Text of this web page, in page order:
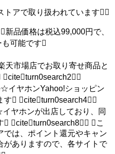
トアで取り扱われています
新品価格は税込99,000円で、
可能です
市場店でお取り寄せ商品と
citeturn0search2
イヤホンYahoo!ショッピン
す citeturn0search4
ヤホンが出店しており、同
 citeturn0search8 こ
では、ポイント還元やキャン
がありますので、各サイトで